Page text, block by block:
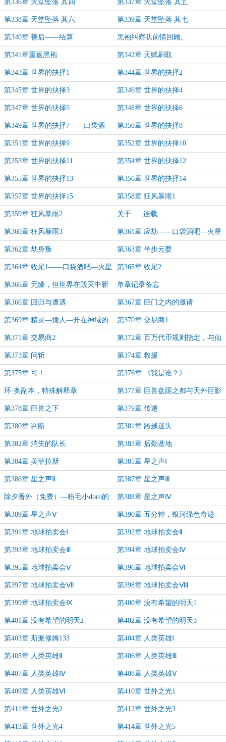
第336章 天堂坠落 其四 第337章 天堂坠落 其五
第338章 天堂坠落 其六 第339章 天堂坠落 其七
第340章 善后——结算 黑袍纠察队前情回顾。
第341章重返黑袍 第342章 天赋刷取
第343章 世界的抉择1 第344章 世界的抉择2
第345章 世界的抉择3 第346章 世界的抉择4
第347章 世界的抉择5 第348章 世界的抉择6
第349章 世界的抉择7——口袋酒
吧，火星猎人
第350章 世界的抉择8
第351章 世界的抉择9 第352章 世界的抉择10
第353章 世界的抉择11 第354章 世界的抉择12
第355章 世界的抉择13 第356章 世界的抉择14
第357章 世界的抉择15 第358章 狂风暴雨1
第359章 狂风暴雨2 关于......连载
第360章 狂风暴雨3 第361章 应劫——口袋酒吧—火星
猎人
第362章 劫身叛 第363章 半步元婴
第364章 收尾1——口袋酒吧—火星
猎人
第365章 收尾2
第366章 无缘，但世界在毁灭中新
生
单章记录备忘
第366章 回归与遭遇 第367章 巨门之内的邀请
第369章 精灵—矮人—开在神域的
魔法道具屋
第370章 交易商1
第371章 交易商2 第372章 百万代币规则指定，与仙
门一游
第373章 问斩 第374章 救援
第375章 可！ 第376章 《我是谁？》
环·奥副本，特殊解释章 第377章 巨兽盘踞之都与天外巨影
（看本副本的，请劳驾看下前解释单
章）
第378章 巨兽之下 第379章 传递
第380章 判断 第381章 跨越迷失
第382章 消失的队长 第383章 后勤基地
第384章 美菲拉斯 第385章 星之声Ⅰ
第386章 星之声Ⅱ 第387章 星之声Ⅲ
除夕番外（免费）—粉毛小doro的
一天
第388章 星之声Ⅳ
第389章 星之声Ⅴ 第390章 五分钟，银河绿色奇迹
第391章 地球拍卖会Ⅰ 第392章 地球拍卖会Ⅱ
第393章 地球拍卖会Ⅲ 第394章 地球拍卖会Ⅳ
第395章 地球拍卖会Ⅴ 第396章 地球拍卖会Ⅵ
第397章 地球拍卖会Ⅶ 第398章 地球拍卖会Ⅷ
第399章 地球拍卖会Ⅸ 第400章 没有希望的明天1
第401章 没有希望的明天2 第402章 没有希望的明天3
第403章 斯派修姆133 第404章 人类英雄Ⅰ
第405章 人类英雄Ⅱ 第406章 人类英雄Ⅲ
第407章 人类英雄Ⅳ 第408章 人类英雄Ⅴ
第409章 人类英雄Ⅵ 第410章 世外之光1
第411章 世外之光2 第412章 世外之光3
第413章 世外之光4 第414章 世外之光5